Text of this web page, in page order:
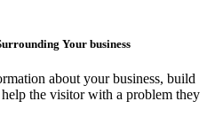
Your business
about your business, build
the visitor with a problem they